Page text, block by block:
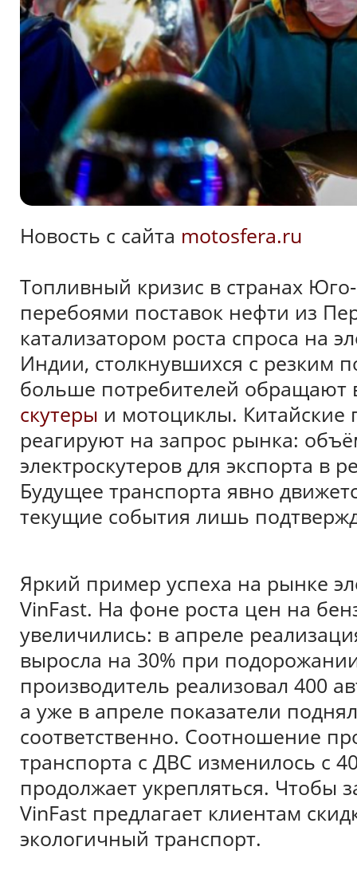
Новость с сайта motosfera.ru
Топливный кризис в странах
перебоями поставок нефти из
катализатором роста спроса на
Индии, столкнувшихся с резким
больше потребителей обращают
скутеры и мотоциклы. Китайские
реагируют на запрос рынка:
электроскутеров для экспорта в
Будущее транспорта явно
текущие события лишь
Яркий пример успеха на рынке
VinFast. На фоне роста цен на
увеличились: в апреле
выросла на 30% при
производитель реализовал 400
а уже в апреле показатели
соответственно. Соотношение
транспорта с ДВС изменилось с
продолжает укрепляться. Чтобы
VinFast предлагает клиентам
экологичный транспорт.